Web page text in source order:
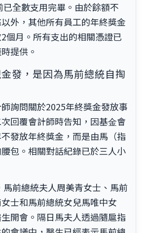
全數支用完畢。由於餘額不
外，其他所有員工的年終獎金
個月。所有支出的相關憑證已
提供。
發，是因為馬前總統自掏
詢問關於2025年終獎金發放事
回覆會計師時告知，因基⾦會
發放年終獎金，而是由馬（指
包。相關對話紀錄已於三人小
前總統夫人周美青女士、馬前
士和馬前總統女兒馬唯中女
開會。隔日馬夫人透過隨扈指